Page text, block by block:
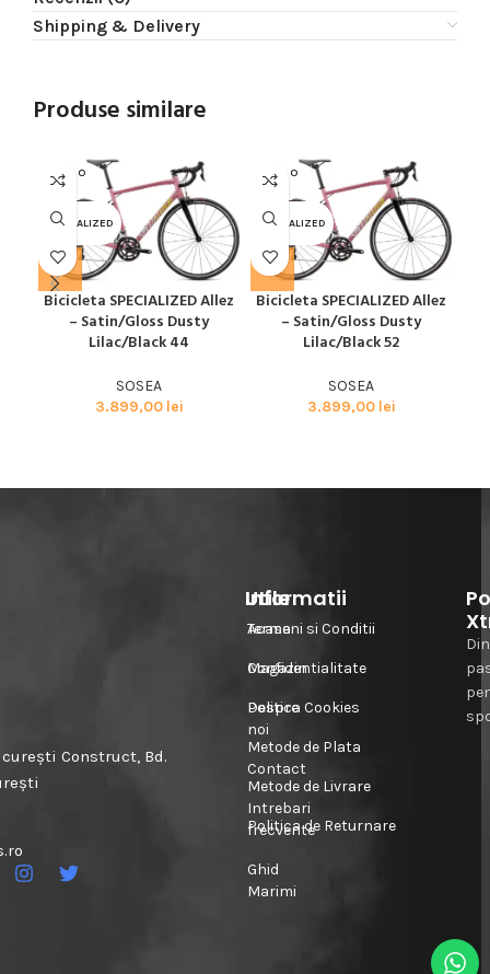
Shipping & Delivery
Produse similare
SOLD O
UT
SPECIALIZED
Bicicleta SPECIALIZED Allez
– Satin/Gloss Dusty
Lilac/Black 44
SOSEA
3.899,00 lei
SOLD O
UT
SPECIALIZED
Bicicleta SPECIALIZED Allez
– Satin/Gloss Dusty
Lilac/Black 52
SOSEA
3.899,00 lei
Construct, Bd.
Informatii
Acasa
Magazin
Despre
noi
Contact
Intrebari
frecvente
Ghid
Marimi
Utile
Termeni si Conditii
Confidentialitate
Politica Cookies
Metode de Plata
Metode de Livrare
Politica de Returnare
Din